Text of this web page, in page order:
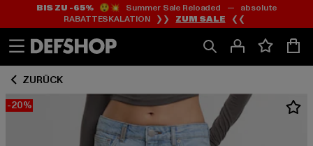
Zum
Inhalt
springen
Zum
Fußzeile
springen
BIS ZU -65%😲💥 Summer Sale Reloaded — absolute
RABATTESKALATION ❯❯ ZUM SALE ❮❮
ZURÜCK
-20%